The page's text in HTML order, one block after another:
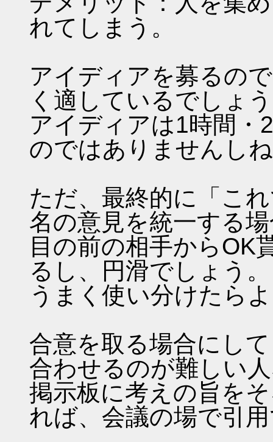
れてしまう。
アイディアを募るの
く適しているでしょ
アイディアは1時間・
のではありませんし
ただ、最終的に「こ
名の意見を統一する
目の前の相手からOK
るし、円滑でしょう。
うまく使い分けたら
合意を取る場合にし
合わせるのが難しい
掲示板に考えの旨を
れば、会議の場で引